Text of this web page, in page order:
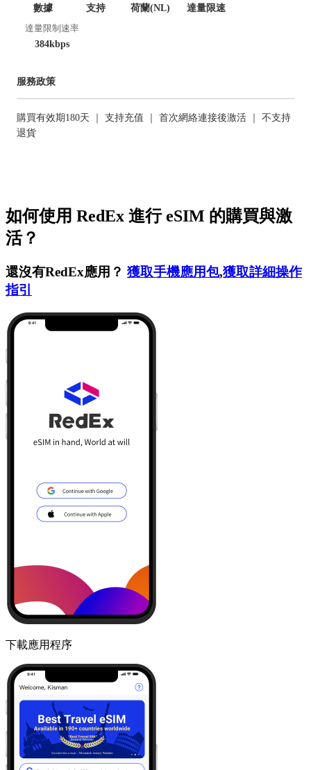
數據
支持
荷蘭(NL)
達量限速
達量限制速率
384kbps
服務政策
購買有效期180天 ｜ 支持充值 ｜ 首次網絡連接後激活 ｜ 不支持
退貨
如何使用 RedEx 進行 eSIM 的購買與激
活？
還沒有RedEx應用？ 獲取手機應用包,獲取詳細操作
指引
下載應用程序